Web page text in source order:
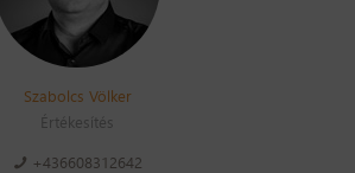
Szabolcs Völker
Értékesítés
+436608312642